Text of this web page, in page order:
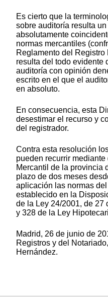
Es cierto que la
sobre auditoría resulta
absolutamente
normas mercantiles
Reglamento del
resulta del todo evidente
auditoría con opinión
escrito en el que el
en absoluto.
En consecuencia, esta
desestimar el recurso y
del registrador.
Contra esta resolución
pueden recurrir
Mercantil de la provincia
plazo de dos meses
aplicación las normas
establecido en la
de la Ley 24/2001, de 27
y 328 de la Ley
Madrid, 26 de junio de
Registros y del
Hernández.